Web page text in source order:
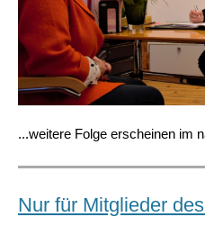
...weitere Folge erscheinen im
Nur für Mitglieder